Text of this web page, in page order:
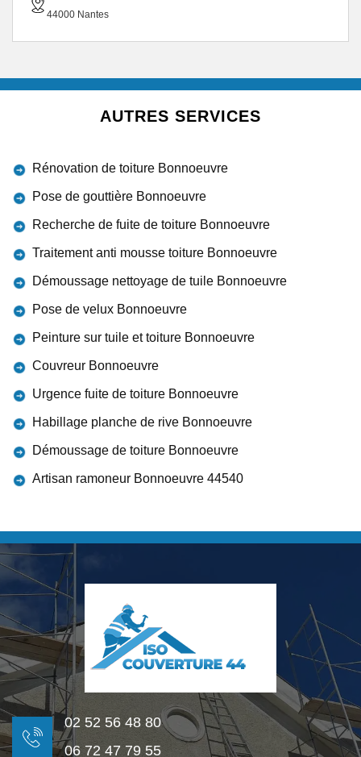
44000 Nantes
AUTRES SERVICES
Rénovation de toiture Bonnoeuvre
Pose de gouttière Bonnoeuvre
Recherche de fuite de toiture Bonnoeuvre
Traitement anti mousse toiture Bonnoeuvre
Démoussage nettoyage de tuile Bonnoeuvre
Pose de velux Bonnoeuvre
Peinture sur tuile et toiture Bonnoeuvre
Couvreur Bonnoeuvre
Urgence fuite de toiture Bonnoeuvre
Habillage planche de rive Bonnoeuvre
Démoussage de toiture Bonnoeuvre
Artisan ramoneur Bonnoeuvre 44540
02 52 56 48 80
06 72 47 79 55